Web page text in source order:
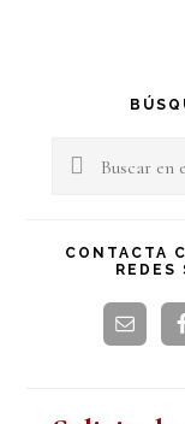
Barra
lateral
Buscar
esta
CONTACTA
REDES